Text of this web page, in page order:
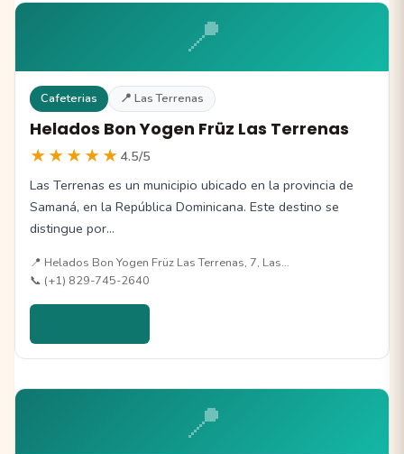
📍
Cafeterias 📍 Las Terrenas
Helados Bon Yogen Früz Las Terrenas
★★★★★ 4.5/5
Las Terrenas es un municipio ubicado en la provincia de
Samaná, en la República Dominicana. Este destino se
distingue por…
📍 Helados Bon Yogen Früz Las Terrenas, 7, Las…
📞 (+1) 829-745-2640
📍